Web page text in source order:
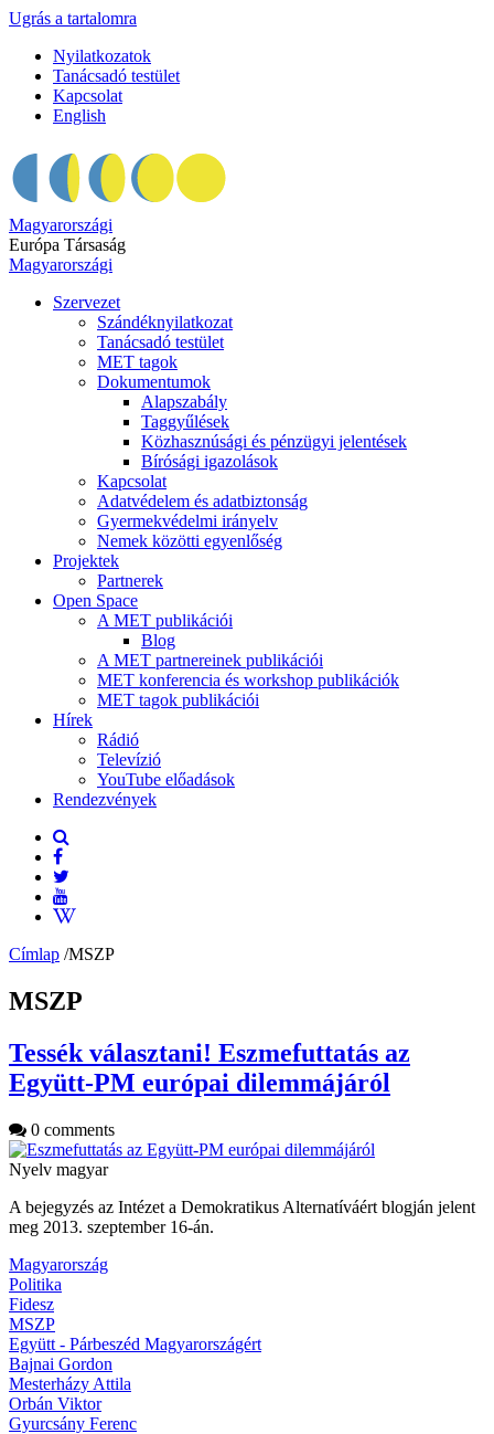
Ugrás a tartalomra
Nyilatkozatok
Tanácsadó testület
Kapcsolat
English
Magyarországi
Európa Társaság
Magyarországi
Szervezet
Szándéknyilatkozat
Tanácsadó testület
MET tagok
Dokumentumok
Alapszabály
Taggyűlések
Közhasznúsági és pénzügyi jelentések
Bírósági igazolások
Kapcsolat
Adatvédelem és adatbiztonság
Gyermekvédelmi irányelv
Nemek közötti egyenlőség
Projektek
Partnerek
Open Space
A MET publikációi
Blog
A MET partnereinek publikációi
MET konferencia és workshop publikációk
MET tagok publikációi
Hírek
Rádió
Televízió
YouTube előadások
Rendezvények
Címlap /MSZP
MSZP
Tessék választani! Eszmefuttatás az
Együtt-PM európai dilemmájáról
0 comments
Nyelv magyar
A bejegyzés az Intézet a Demokratikus Alternatíváért blogján jelent
meg 2013. szeptember 16-án.
Magyarország
Politika
Fidesz
MSZP
Együtt - Párbeszéd Magyarországért
Bajnai Gordon
Mesterházy Attila
Orbán Viktor
Gyurcsány Ferenc